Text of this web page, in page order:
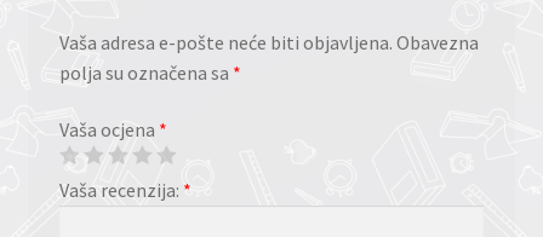
Vaša adresa e-pošte neće biti objavljena. Obavezna
polja su označena sa *
Vaša ocjena *
Vaša recenzija: *